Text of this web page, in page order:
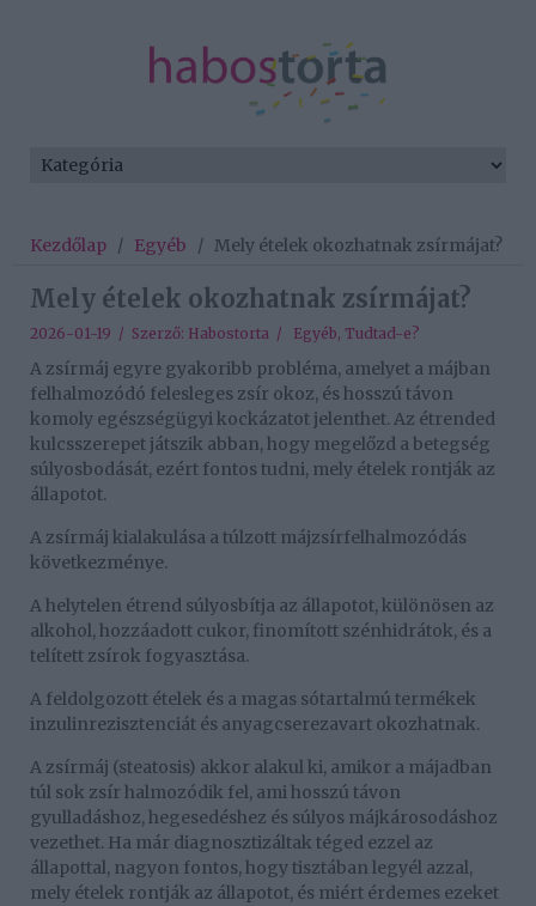
Kezdőlap / Egyéb / Mely ételek okozhatnak zsírmájat?
Mely ételek okozhatnak zsírmájat?
2026-01-19 / Szerző: Habostorta / Egyéb, Tudtad-e?
A zsírmáj egyre gyakoribb probléma, amelyet a májban
felhalmozódó felesleges zsír okoz, és hosszú távon
komoly egészségügyi kockázatot jelenthet. Az étrended
kulcsszerepet játszik abban, hogy megelőzd a betegség
súlyosbodását, ezért fontos tudni, mely ételek rontják az
állapotot.
A zsírmáj kialakulása a túlzott májzsírfelhalmozódás
következménye.
A helytelen étrend súlyosbítja az állapotot, különösen az
alkohol, hozzáadott cukor, finomított szénhidrátok, és a
telített zsírok fogyasztása.
A feldolgozott ételek és a magas sótartalmú termékek
inzulinrezisztenciát és anyagcserezavart okozhatnak.
A zsírmáj (steatosis) akkor alakul ki, amikor a májadban
túl sok zsír halmozódik fel, ami hosszú távon
gyulladáshoz, hegesedéshez és súlyos májkárosodáshoz
vezethet. Ha már diagnosztizáltak téged ezzel az
állapottal, nagyon fontos, hogy tisztában legyél azzal,
mely ételek rontják az állapotot, és miért érdemes ezeket